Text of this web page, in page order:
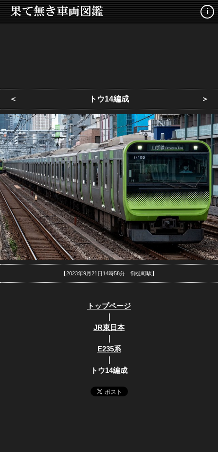
i
＜ トウ14編成 ＞
【2023年9月21日14時58分 御徒町駅】
トップページ
｜
JR東日本
｜
E235系
｜
トウ14編成